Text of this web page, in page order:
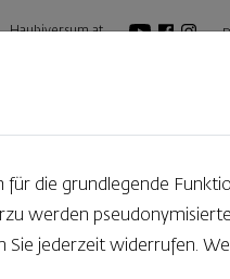
Haubiversum.at
entdecken
die grundlegende
werden
Sie jederzeit widerrufen.